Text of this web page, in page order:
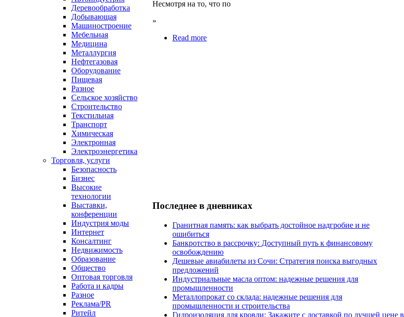
Деревообработка
Добывающая
Машиностроение
Мебельная
Медицина
Металлургия
Нефтегазовая
Оборудование
Пищевая
Разное
Сельское хозяйство
Строительство
Текстильная
Транспорт
Химическая
Электронная
Электроэнергетика
Торговля, услуги
Безопасность
Бизнес
Высокие
технологии
Выставки,
конференции
Индустрия моды
Интернет
Консалтинг
Недвижимость
Образование
Общество
Оптовая торговля
Работа и кадры
Разное
Реклама/PR
Ритейл
Несмотря на то, что по
»
Read more
Последнее в дневниках
Гранитная память: как выбрать достойное надгробие и не
ошибиться
Банкротство в рассрочку: Доступный путь к финансовому
освобождению
Дешевые авиабилеты из Сочи: Стратегия поиска выгодных
предложений
Индустриальные масла оптом: надежные решения для
промышленности
Металлопрокат со склада: надежные решения для
промышленности и строительства
Гидроизоляция для кровли: Закажите с доставкой по лучшей цене в